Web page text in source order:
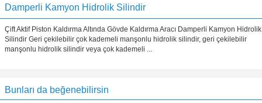
Damperli Kamyon Hidrolik Silindir
Çift Aktif Piston Kaldırma Altında Gövde Kaldırma Aracı Damperli Kamyon Hidrolik
Silindir Geri çekilebilir çok kademeli manşonlu hidrolik silindir, geri çekilebilir
manşonlu hidrolik silindir veya çok kademeli ...
Bunları da beğenebilirsin